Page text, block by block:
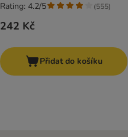
242 Kč
Rating: 4.2/5 (555)
Přidat do košíku